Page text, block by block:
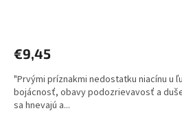
€9,45
"Prvými príznakmi nedostatku niacínu u
bojácnosť, obavy podozrievavosť a
sa hnevajú a...